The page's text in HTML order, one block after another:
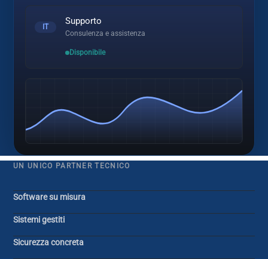
IT
Supporto
Consulenza e assistenza
Disponibile
UN UNICO PARTNER TECNICO
Software su misura
Sistemi gestiti
Sicurezza concreta